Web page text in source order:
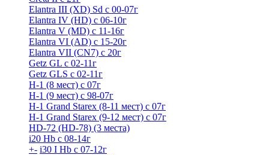
Elantra III (XD) Sd c 00-07г
Elantra IV (HD) с 06-10г
Elantra V (MD) c 11-16г
Elantra VI (AD) с 15-20г
Elantra VII (CN7) с 20г
Getz GL с 02-11г
Getz GLS с 02-11г
H-1 (8 мест) c 07г
H-1 (9 мест) c 98-07г
H-1 Grand Starex (8-11 мест) с 07г
H-1 Grand Starex (9-12 мест) с 07г
HD-72 (HD-78) (3 места)
i20 Hb с 08-14г
+- i30 I Hb с 07-12г